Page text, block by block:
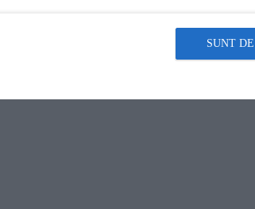
SUNT